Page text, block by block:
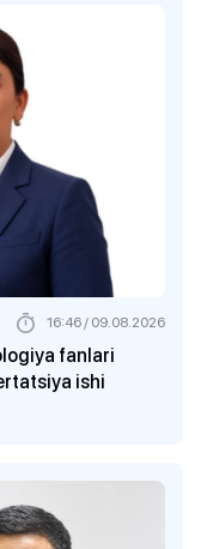
fanlari
ishi
16:46 / 09.08.2026